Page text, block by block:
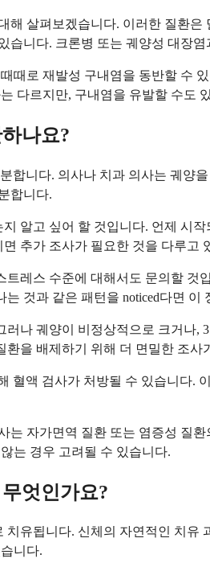
해 살펴보겠습니다. 이러한 질환
습니다. 크론병 또는 궤양성 대장
때로 재발성 구내염을 동반할 수
다르지만, 구내염을 유발할 수도
나요?
합니다. 의사나 치과 의사는 궤양
합니다.
알고 싶어 할 것입니다. 언제 시
추가 조사가 필요한 것을 다루고
트레스 수준에 대해서도 문의할
것과 같은 패턴을 noticed다면
나 궤양이 비정상적으로 크거나
을 배제하기 위해 더 면밀한 조사
혈액 검사가 처방될 수 있습니다.
는 자가면역 질환 또는 염증성 질
는 경우 고려될 수 있습니다.
엇인가요?
유됩니다. 신체의 자연적인 치
니다.